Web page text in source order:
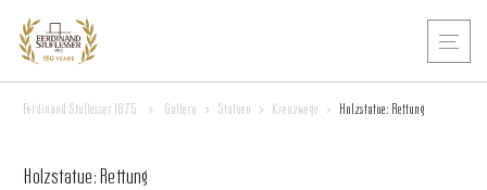
Ferdinand Stuflesser 1875 > Gallery > Statuen > Kreuzwege > Holzstatue: Rettung
Holzstatue: Rettung